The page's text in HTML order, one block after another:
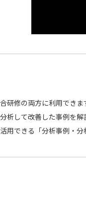
研修の両方に利用できま
析して改善した事例を解
用できる「分析事例・